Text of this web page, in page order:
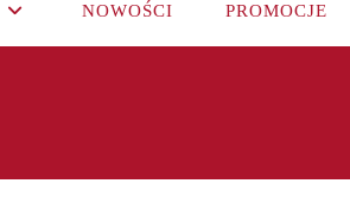
NOWOŚCI PROMOCJE